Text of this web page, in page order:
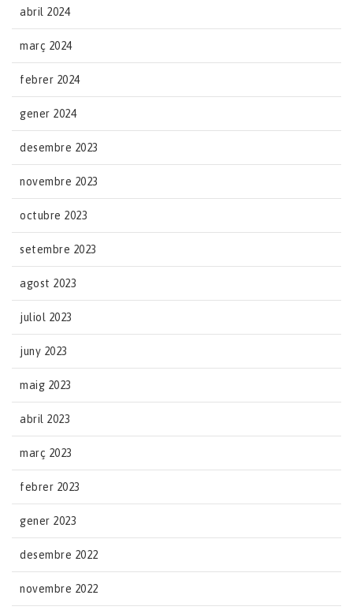
abril 2024
març 2024
febrer 2024
gener 2024
desembre 2023
novembre 2023
octubre 2023
setembre 2023
agost 2023
juliol 2023
juny 2023
maig 2023
abril 2023
març 2023
febrer 2023
gener 2023
desembre 2022
novembre 2022